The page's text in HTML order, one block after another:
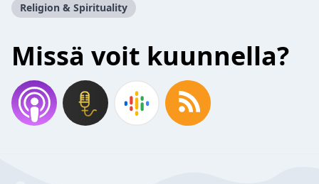
Religion & Spirituality
Missä voit kuunnella?